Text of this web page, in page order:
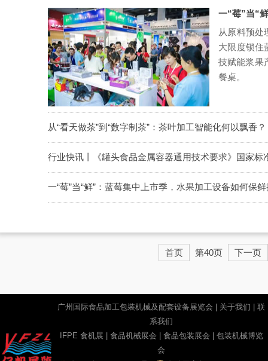
一“莓”当“
从原料预处
大限度锁住
技赋能浆果
餐桌。
从“看天做茶”到“数字制茶”：茶叶加工智能化何以飘香？
行业快讯丨《罐头食品金属容器通用技术要求》国家标
一“莓”当“鲜”：蓝莓集中上市季，水果加工设备如何保
首页 第40页 下一页
广州国际食品加工包装机械及配套设备展览会 | 关于我们
联
系我们
IFPE 食机展 | 食品机械展会 | 食品包装展会 | 包装机械博览
会